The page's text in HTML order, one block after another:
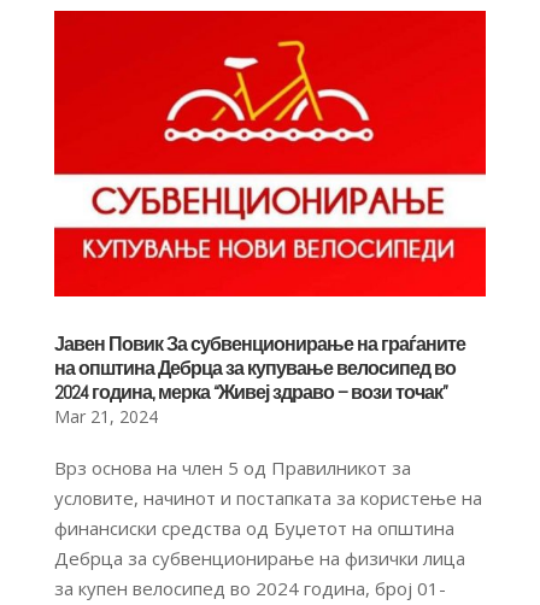
Јавен Повик За субвенционирање на граѓаните
на општина Дебрца за купување велосипед во
2024 година, мерка “Живеј здраво – вози точак”
Mar 21, 2024
Врз основа на член 5 од Правилникот за
условите, начинот и постапката за користење на
финансиски средства од Буџетот на општина
Дебрца за субвенционирање на физички лица
за купен велосипед во 2024 година, број 01-